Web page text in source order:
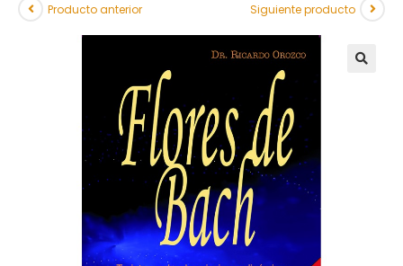
Producto anterior Siguiente producto